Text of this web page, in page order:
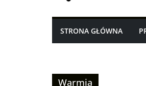
STRONA GŁÓWNA
Warmia